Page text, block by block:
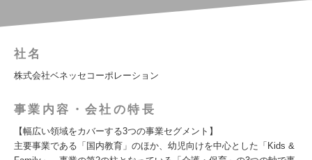
社名
株式会社ベネッセコーポレーション
事業内容・会社の特長
【幅広い領域をカバーする3つの事業セグメント】
主要事業である「国内教育」のほか、幼児向けを中心とした「Kids &